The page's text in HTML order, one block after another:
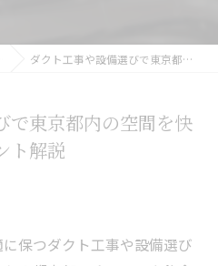
ダクト工事や設備選びで東京都内の空間を快適に保つためのポイント解説
で東京都内の空間を快
ト解説
保つダクト工事や設備選び